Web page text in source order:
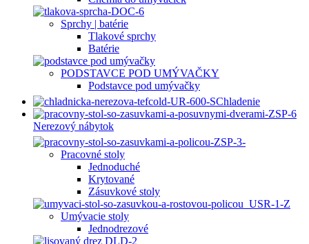
Sprchy | batérie
Tlakové sprchy
Batérie
PODSTAVCE POD UMÝVAČKY
Podstavce pod umývačky
Chladenie
Nerezový nábytok
Pracovné stoly
Jednoduché
Krytované
Zásuvkové stoly
Umývacie stoly
Jednodrezové